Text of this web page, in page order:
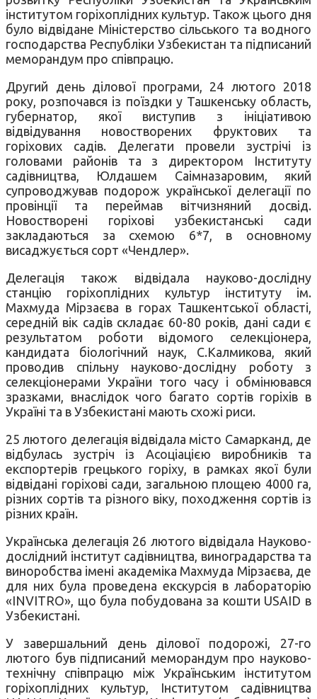
інститутом горіхоплідних культур. Також цього дня
було відвідане Міністерство сільського та водного
господарства Республіки Узбекистан та підписаний
меморандум про співпрацю.
Другий день ділової програми, 24 лютого 2018
року, розпочався із поїздки у Ташкенську область,
губернатор, якої виступив з ініціативою
відвідування новостворених фруктових та
горіхових садів. Делегати провели зустрічі із
головами районів та з директором Інституту
садівництва, Юлдашем Саімназаровим, який
супроводжував подорож української делегації по
провінції та переймав вітчизняний досвід.
Новостворені горіхові узбекистанські сади
закладаються за схемою 6*7, в основному
висаджується сорт «Чендлер».
Делегація також відвідала науково-дослідну
станцію горіхоплідних культур інституту ім.
Махмуда Мірзаєва в горах Ташкентської області,
середній вік садів складає 60-80 років, дані сади є
результатом роботи відомого селекціонера,
кандидата біологічний наук, С.Калмикова, який
проводив спільну науково-дослідну роботу з
селекціонерами України того часу і обмінювався
зразками, внаслідок чого багато сортів горіхів в
Україні та в Узбекистані мають схожі риси.
25 лютого делегація відвідала місто Самарканд, де
відбулась зустріч із Асоціацією виробників та
експортерів грецького горіху, в рамках якої були
відвідані горіхові сади, загальною площею 4000 га,
різних сортів та різного віку, походження сортів із
різних країн.
Українська делегація 26 лютого відвідала Науково-
дослідний інститут садівництва, виноградарства та
виноробства імені академіка Махмуда Мірзаєва, де
для них була проведена екскурсія в лабораторію
«INVITRO», що була побудована за кошти USAID в
Узбекистані.
У завершальний день ділової подорожі, 27-го
лютого був підписаний меморандум про науково-
технічну співпрацю між Українським інститутом
горіхоплідних культур, Інститутом садівництва